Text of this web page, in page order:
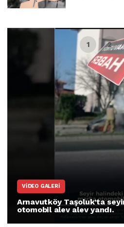
VIDEO GALERI
Arnavutköy Taşoluk’ta
otomobil alev alev yandı.